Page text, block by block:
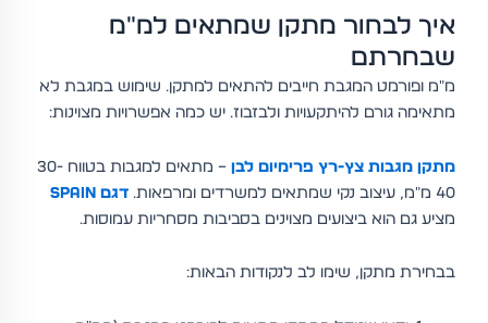
איך לבחור מתקן שמתאים למ"מ
שבחרתם
מ"מ ופורמט המגבת חייבים להתאים למתקן. שימוש במגבת לא
מתאימה גורם להיתקעויות ולבזבוז. יש כמה אפשרויות מצוינות:
מתקן מגבות צץ-רץ פרימיום לבן
– מתאים למגבות בטווח 30-
40 מ"מ, עיצוב נקי שמתאים למשרדים ומרפאות.
דגם SPAIN
מציע גם הוא ביצועים מצוינים בסביבות מסחריות עמוסות.
בבחירת מתקן, שימו לב לנקודות הבאות: